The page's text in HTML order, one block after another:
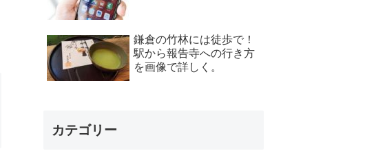
鎌倉の竹林には徒歩で！
駅から報告寺への行き方
を画像で詳しく。
カテゴリー